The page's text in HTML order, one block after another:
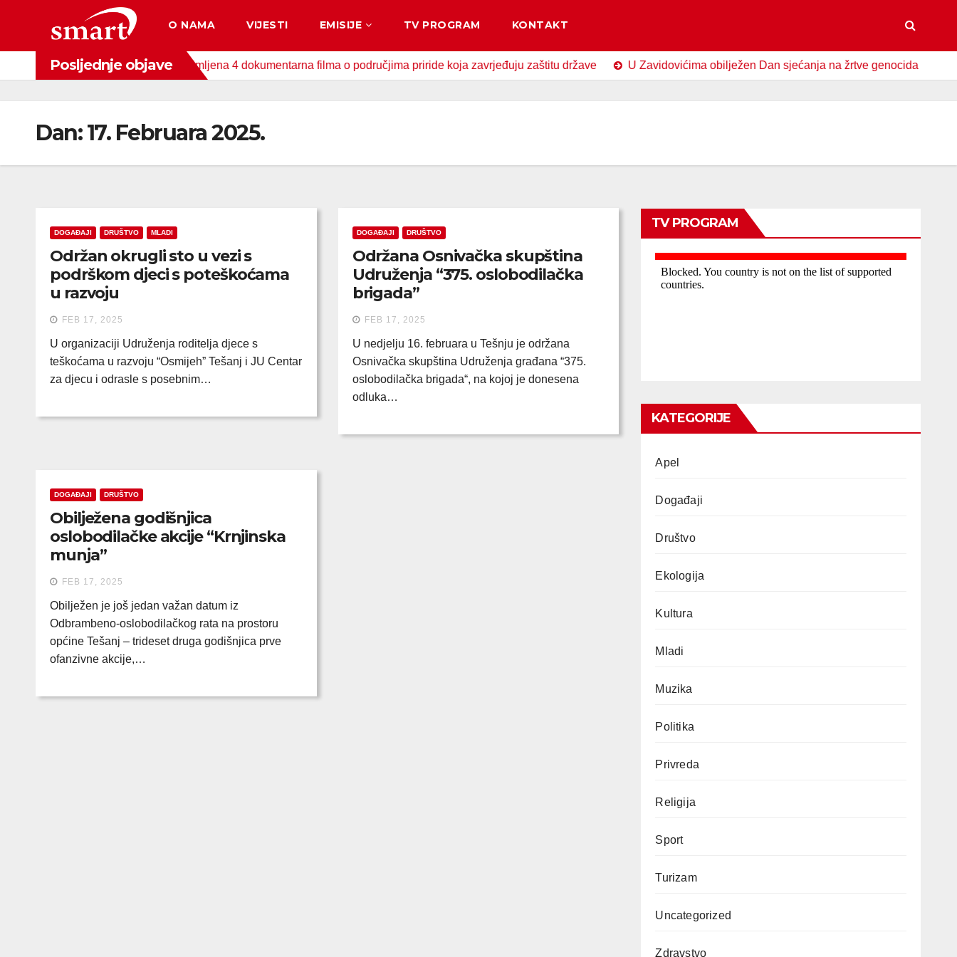
content
O NAMA VIJESTI EMISIJE TV PROGRAM KONTAKT
Posljednje objave
Fonda za zaštitu okoliša snimljena 4 dokumentarna filma o područjima priride koja zavrjeđuju zaštitu države U Zavidovićima obilježen Dan sjećanja na žrtve genocida u Srebrenici
Dan:17. Februara 2025.
DOGAĐAJI DRUŠTVO MLADI
Održan okrugli sto u vezi s
podrškom djeci s poteškoćama
u razvoju
FEB 17, 2025
U organizaciji Udruženja roditelja djece s
teškoćama u razvoju “Osmijeh” Tešanj i JU Centar
za djecu i odrasle s posebnim…
DOGAĐAJI DRUŠTVO
Održana Osnivačka skupština
Udruženja “375. oslobodilačka
brigada”
FEB 17, 2025
U nedjelju 16. februara u Tešnju je održana
Osnivačka skupština Udruženja građana “375.
oslobodilačka brigada“, na kojoj je donesena
odluka…
DOGAĐAJI DRUŠTVO
Obilježena godišnjica
oslobodilačke akcije “Krnjinska
munja”
FEB 17, 2025
Obilježen je još jedan važan datum iz
Odbrambeno-oslobodilačkog rata na prostoru
općine Tešanj – trideset druga godišnjica prve
ofanzivne akcije,…
TV PROGRAM
KATEGORIJE
Apel
Događaji
Društvo
Ekologija
Kultura
Mladi
Muzika
Politika
Privreda
Religija
Sport
Turizam
Uncategorized
Zdravstvo